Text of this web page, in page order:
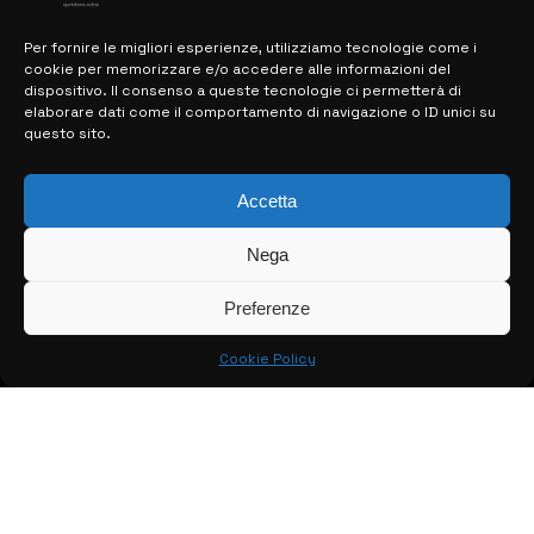
Per fornire le migliori esperienze, utilizziamo tecnologie come i
cookie per memorizzare e/o accedere alle informazioni del
dispositivo. Il consenso a queste tecnologie ci permetterà di
elaborare dati come il comportamento di navigazione o ID unici su
questo sito.
Accetta
Nega
Preferenze
Cookie Policy
MAPPA DEL SITO
> NOTIZIE
> CONTATTI